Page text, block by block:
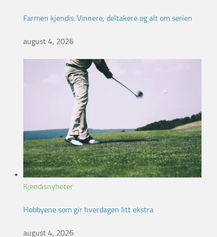
Farmen kjendis: Vinnere, deltakere og alt om serien
august 4, 2026
Kjendisnyheter
Hobbyene som gir hverdagen litt ekstra
august 4, 2026